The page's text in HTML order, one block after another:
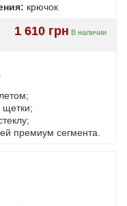
крючок
1 610 грн В наличии
щетки;
премиум сегмента.